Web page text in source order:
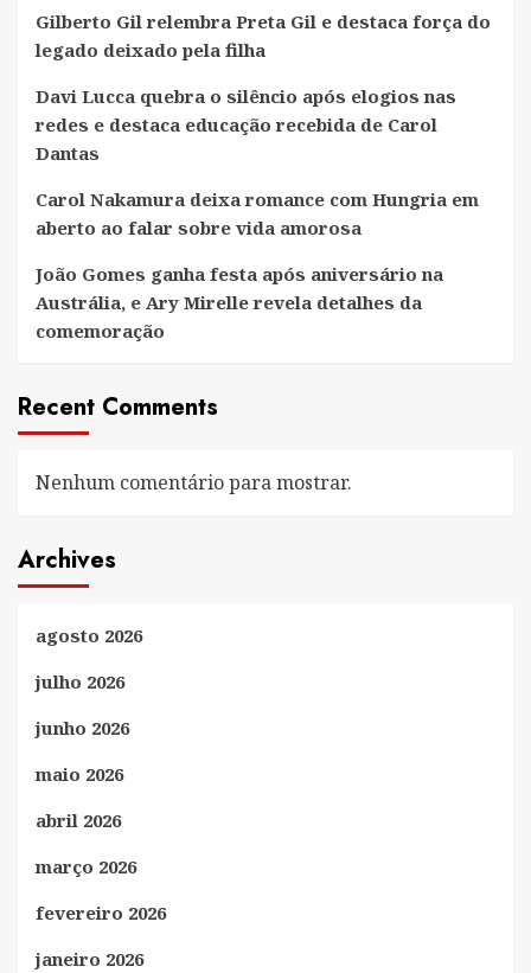
Gilberto Gil relembra Preta Gil e destaca força do
legado deixado pela filha
Davi Lucca quebra o silêncio após elogios nas
redes e destaca educação recebida de Carol
Dantas
Carol Nakamura deixa romance com Hungria em
aberto ao falar sobre vida amorosa
João Gomes ganha festa após aniversário na
Austrália, e Ary Mirelle revela detalhes da
comemoração
Recent Comments
Nenhum comentário para mostrar.
Archives
agosto 2026
julho 2026
junho 2026
maio 2026
abril 2026
março 2026
fevereiro 2026
janeiro 2026